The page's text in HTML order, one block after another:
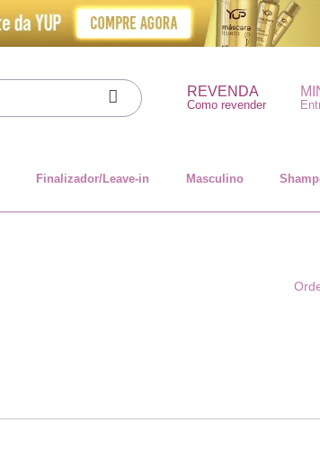
REVENDA
Como revender
Finalizador/Leave-in Masculino